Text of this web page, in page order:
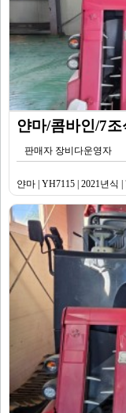
얀마/콤바인/7
판매자 장비다운영자
얀마 | YH7115 | 2021년식 |